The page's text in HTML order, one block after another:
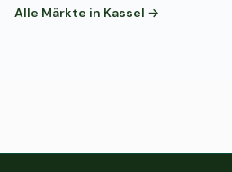
Alle Märkte in Kassel →